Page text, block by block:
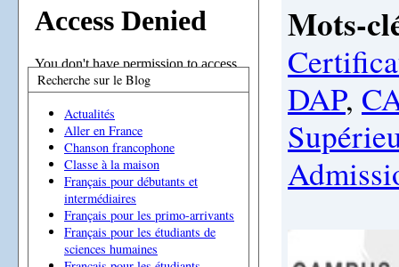
Recherche sur le Blog
Actualités
Aller en France
Chanson francophone
Classe à la maison
Français pour débutants et
intermédiaires
Français pour les primo-arrivants
Français pour les étudiants de
sciences humaines
Mots-
DAP,